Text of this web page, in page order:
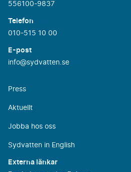
556100-9837
Telefon
010-515 10 00
E-post
info@sydvatten.se
Press
Aktuellt
Jobba hos oss
Sydvatten in English
Externa länkar